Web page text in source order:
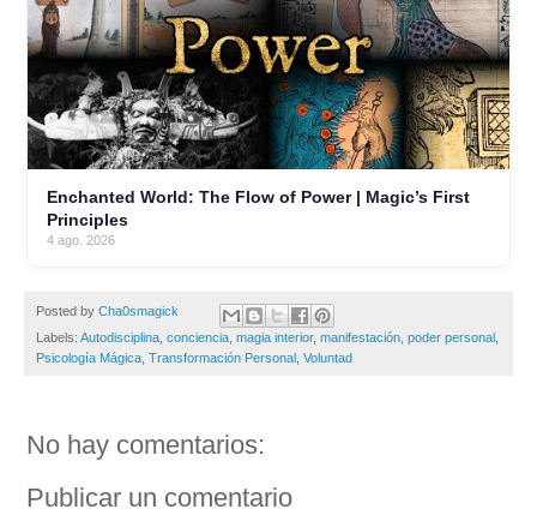
Enchanted World: The Flow of Power | Magic’s First
Principles
4 ago. 2026
Posted by Cha0smagick
Labels: Autodisciplina conciencia magia interior, manifestación poder personal
Psicología Mágica Transformación Personal Voluntad
No hay comentarios:
Publicar un comentario